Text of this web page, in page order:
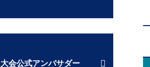
大会公式アンバサダー